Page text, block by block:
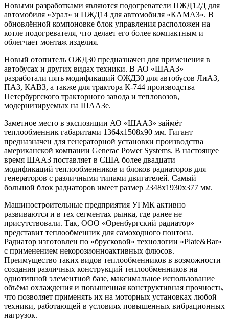
Новыми разработками являются подогреватели ПЖД12Д для
автомобиля «Урал» и ПЖД14 для автомобиля «КАМАЗ». В
обновлённой компоновке блок управления расположен на
котле подогревателя, что делает его более компактным и
облегчает монтаж изделия.
Новый отопитель ОЖД30 предназначен для применения в
автобусах и других видах техники. В АО «ШААЗ»
разработали пять модификаций ОЖД30 для автобусов ЛиАЗ,
ПАЗ, КАВЗ, а также для трактора К-744 производства
Петербургского тракторного завода и тепловозов,
модернизируемых на ШААЗе.
Заметное место в экспозиции АО «ШААЗ» займёт
теплообменник габаритами 1364х1508х90 мм. Гигант
предназначен для генераторной установки производства
американской компании Generac Power Systems. В настоящее
время ШААЗ поставляет в США более двадцати
модификаций теплообменников и блоков радиаторов для
генераторов с различными типами двигателей. Самый
большой блок радиаторов имеет размер 2348х1930х377 мм.
Машиностроительные предприятия УГМК активно
развиваются и в тех сегментах рынка, где ранее не
присутствовали. Так, ООО «Оренбургский радиатор»
представит теплообменник для самоходного понтона.
Радиатор изготовлен по «брусковой» технологии «Plate&Bar»
с применением некорозионноактивных флюсов.
Преимущество таких видов теплообменников в возможности
создания различных конструкций теплообменников на
однотипной элементной базе, максимальное использование
объёма охлаждения и повышенная конструктивная прочность,
что позволяет применять их на моторных установках любой
техники, работающей в условиях повышенных вибрационных
нагрузок.